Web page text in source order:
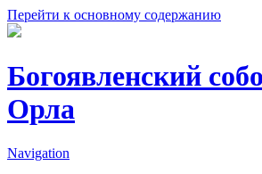
Перейти к основному содержанию
Богоявленский
Орла
Navigation